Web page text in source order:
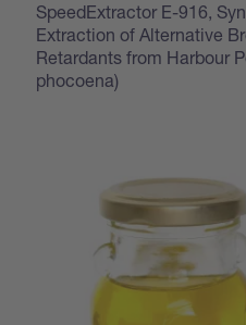
SpeedExtractor E-916,
Extraction of Alternative
Retardants from Harbour
phocoena)